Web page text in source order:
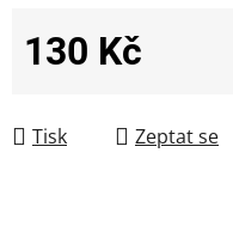
130 Kč
Tisk Zeptat se